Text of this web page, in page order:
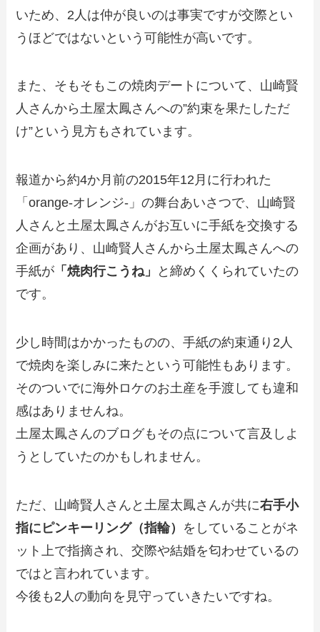
いため、2人は仲が良いのは事実ですが交際とい
うほどではないという可能性が高いです。
また、そもそもこの焼肉デートについて、山崎賢
人さんから土屋太鳳さんへの”約束を果たしただ
け”という見方もされています。
報道から約4か月前の2015年12月に行われた
「orange-オレンジ-」の舞台あいさつで、山崎賢
人さんと土屋太鳳さんがお互いに手紙を交換する
企画があり、山崎賢人さんから土屋太鳳さんへの
手紙が 「焼肉行こうね」
と締めくくられていたの
です。
少し時間はかかったものの、手紙の約束通り2人
で焼肉を楽しみに来たという可能性もあります。
そのついでに海外ロケのお土産を手渡しても違和
感はありませんね。
土屋太鳳さんのブログもその点について言及しよ
うとしていたのかもしれません。
ただ、山崎賢人さんと土屋太鳳さんが共に右手小
指にピンキーリング（指輪） をしていることがネ
ット上で指摘され、交際や結婚を匂わせているの
ではと言われています。
今後も2人の動向を見守っていきたいですね。